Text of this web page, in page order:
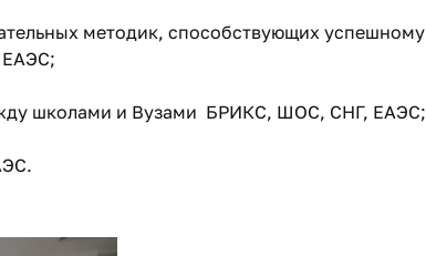
методик, способствующих успешному
ЕАЭС;
школами и Вузами БРИКС, ШОС, СНГ, ЕАЭС;